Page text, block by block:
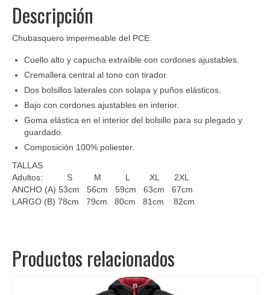
Descripción
Chubasquero impermeable del PCE.
Cuello alto y capucha extraíble con cordones ajustables.
Cremallera central al tono con tirador.
Dos bolsillos laterales con solapa y puños elásticos.
Bajo con cordones ajustables en interior.
Goma elástica en el interior del bolsillo para su plegado y
guardado.
Composición 100% poliester.
TALLAS
Adultos: S M L XL 2XL
ANCHO (A) 53cm 56cm 59cm 63cm 67cm
LARGO (B) 78cm 79cm 80cm 81cm 82cm
Productos relacionados